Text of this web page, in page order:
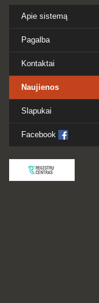
Apie sistemą
Pagalba
Kontaktai
Naujienos
Slapukai
Facebook